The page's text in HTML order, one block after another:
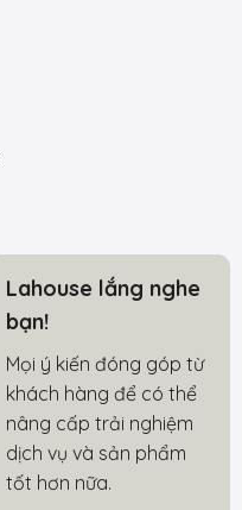
Lahouse lắng nghe
bạn!
Mọi ý kiến đóng góp từ
khách hàng để có thể
nâng cấp trải nghiệm
dịch vụ và sản phẩm
tốt hơn nữa.